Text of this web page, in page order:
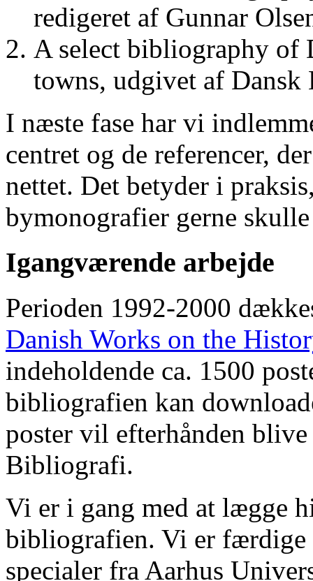
redigeret af Gunnar
A select bibliography of
towns, udgivet af
I næste fase har vi
centret og de referencer,
nettet. Det betyder i
bymonografier gerne
Igangværende arbejde
Perioden 1992-2000
Danish Works on the
indeholdende ca. 1500
bibliografien kan
poster vil efterhånden
Bibliografi.
Vi er i gang med at lægge
bibliografien. Vi er færdige
specialer fra Aarhus